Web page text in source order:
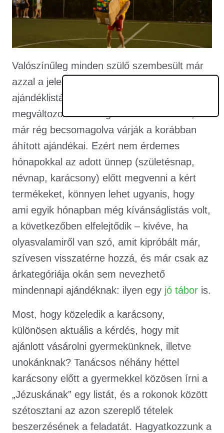
Valószínűleg minden szülő szembesült már
azzal a jelenséggel, hogy a gyermeke
ajándéklistája egyik napról a másikra
megváltozott. Ez főleg akkor kellemetlen, ha
már rég becsomagolva várják a korábban
áhított ajándékai. Ezért nem érdemes
hónapokkal az adott ünnep (születésnap,
névnap, karácsony) előtt megvenni a kért
termékeket, könnyen lehet ugyanis, hogy
ami egyik hónapban még kívánságlistás volt,
a következőben elfelejtődik – kivéve, ha
olyasvalamiről van szó, amit kipróbált már,
szívesen visszatérne hozzá, és már csak az
árkategóriája okán sem nevezhető
mindennapi ajándéknak: ilyen egy jó tábor is.
Most, hogy közeledik a karácsony,
különösen aktuális a kérdés, hogy mit
ajánlott vásárolni gyermekünknek, illetve
unokánknak? Tanácsos néhány héttel
karácsony előtt a gyermekkel közösen írni a
„Jézuskának” egy listát, és a rokonok között
szétosztani az azon szereplő tételek
beszerzésének a feladatát. Hagyatkozzunk a